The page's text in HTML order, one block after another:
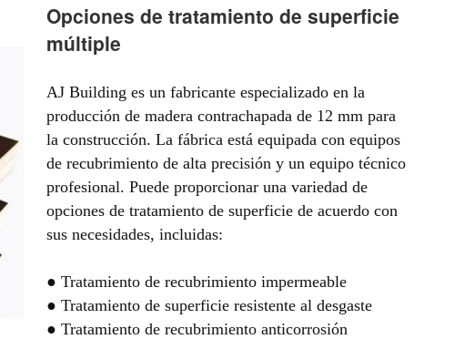
Opciones de tratamiento de superficie
múltiple
AJ Building es un fabricante especializado en la
producción de madera contrachapada de 12 mm para
la construcción. La fábrica está equipada con equipos
de recubrimiento de alta precisión y un equipo técnico
profesional. Puede proporcionar una variedad de
opciones de tratamiento de superficie de acuerdo con
sus necesidades, incluidas:
● Tratamiento de recubrimiento impermeable
● Tratamiento de superficie resistente al desgaste
● Tratamiento de recubrimiento anticorrosión